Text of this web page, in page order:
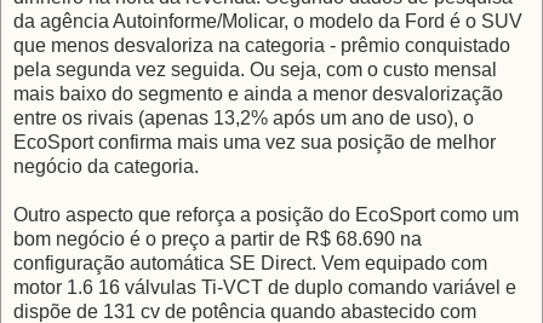
da agência Autoinforme/Molicar, o modelo da Ford é o SUV
que menos desvaloriza na categoria - prêmio conquistado
pela segunda vez seguida. Ou seja, com o custo mensal
mais baixo do segmento e ainda a menor desvalorização
entre os rivais (apenas 13,2% após um ano de uso), o
EcoSport confirma mais uma vez sua posição de melhor
negócio da categoria.
Outro aspecto que reforça a posição do EcoSport como um
bom negócio é o preço a partir de R$ 68.690 na
configuração automática SE Direct. Vem equipado com
motor 1.6 16 válvulas Ti-VCT de duplo comando variável e
dispõe de 131 cv de potência quando abastecido com